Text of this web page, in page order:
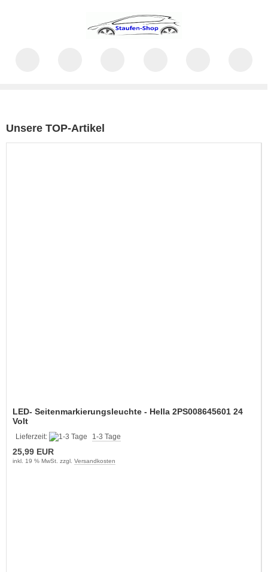
Unsere TOP-Artikel
LED- Seitenmarkierungsleuchte - Hella 2PS008645601 24
Volt
Lieferzeit: 1-3 Tage
25,99 EUR
inkl. 19 % MwSt. zzgl. Versandkosten